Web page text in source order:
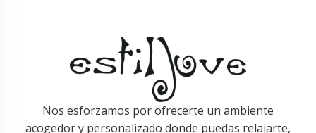
Nos esforzamos por ofrecerte un ambiente
acogedor y personalizado donde puedas relajarte,